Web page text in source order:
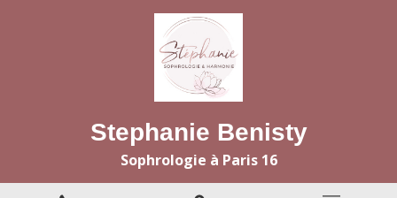
Stephanie Benisty
Sophrologie à Paris 16